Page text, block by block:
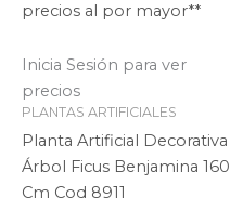
precios al por mayor**
Inicia Sesión para ver
precios
PLANTAS ARTIFICIALES
Planta Artificial Decorativa
Árbol Ficus Benjamina 160
Cm Cod 8911